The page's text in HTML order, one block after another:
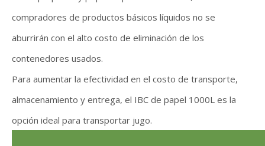
compradores de productos básicos líquidos no se
aburrirán con el alto costo de eliminación de los
contenedores usados.
Para aumentar la efectividad en el costo de transporte,
almacenamiento y entrega, el IBC de papel 1000L es la
opción ideal para transportar jugo.